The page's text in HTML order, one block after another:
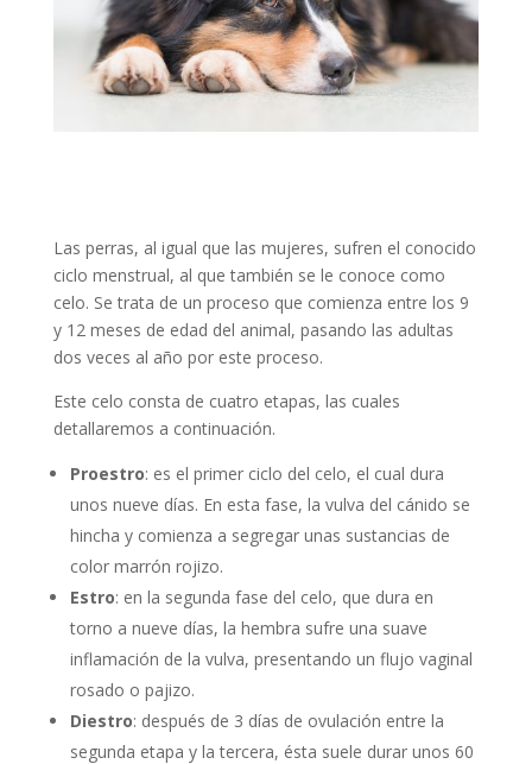
Las perras, al igual que las mujeres, sufren el conocido
ciclo menstrual, al que también se le conoce como
celo. Se trata de un proceso que comienza entre los 9
y 12 meses de edad del animal, pasando las adultas
dos veces al año por este proceso.
Este celo consta de cuatro etapas, las cuales
detallaremos a continuación.
Proestro: es el primer ciclo del celo, el cual dura
unos nueve días. En esta fase, la vulva del cánido se
hincha y comienza a segregar unas sustancias de
color marrón rojizo.
Estro: en la segunda fase del celo, que dura en
torno a nueve días, la hembra sufre una suave
inflamación de la vulva, presentando un flujo vaginal
rosado o pajizo.
Diestro: después de 3 días de ovulación entre la
segunda etapa y la tercera, ésta suele durar unos 60